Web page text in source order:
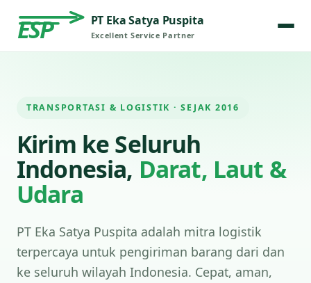
ESP PT Eka Satya Puspita
Excellent Service Partner
TRANSPORTASI & LOGISTIK · SEJAK 2016
Kirim ke Seluruh
Indonesia, Darat, Laut &
Udara
PT Eka Satya Puspita adalah mitra logistik
terpercaya untuk pengiriman barang dari dan
ke seluruh wilayah Indonesia. Cepat, aman,